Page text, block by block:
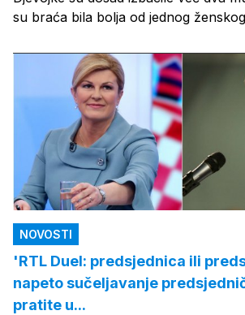
su braća bila bolja od jednog ženskog
NOVOSTI
'RTL Duel: predsjednica ili
napeto sučeljavanje
pratite u...